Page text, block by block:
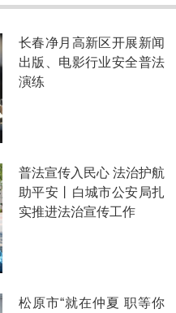
长春净月高新区开展新闻
出版、电影行业安全普法
演练
普法宣传入民心 法治护航
助平安丨白城市公安局扎
实推进法治宣传工作
松原市“就在仲夏 职等你